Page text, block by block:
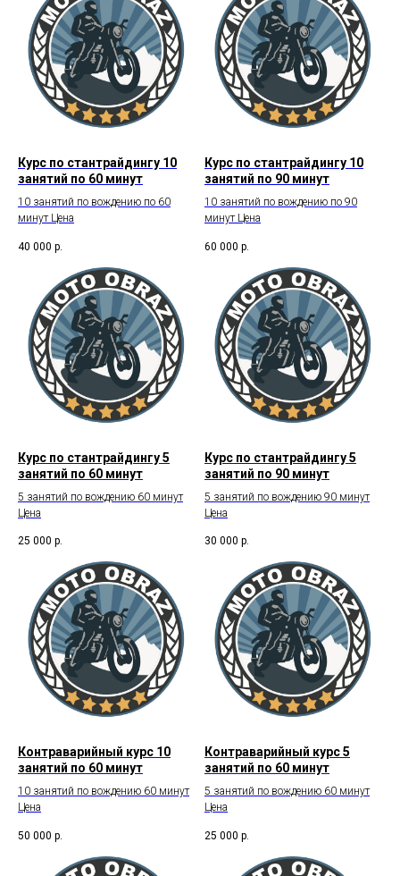
Курс по стантрайдингу 10
занятий по 60 минут
10 занятий по вождению по 60
минут Цена
40 000 р.
Курс по стантрайдингу 10
занятий по 90 минут
10 занятий по вождению по 90
минут Цена
60 000 р.
Курс по стантрайдингу 5
занятий по 60 минут
5 занятий по вождению 60 минут
Цена
25 000 р.
Курс по стантрайдингу 5
занятий по 90 минут
5 занятий по вождению 90 минут
Цена
30 000 р.
Контраварийный курс 10
занятий по 60 минут
10 занятий по вождению 60 минут
Цена
50 000 р.
Контраварийный курс 5
занятий по 60 минут
5 занятий по вождению 60 минут
Цена
25 000 р.